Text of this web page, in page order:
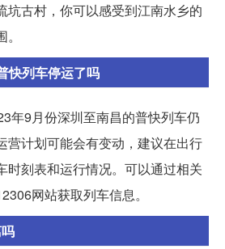
坑古村，你可以感受到江南水乡的
快列车停运了吗
年9月份深圳至南昌的普快列车仍
营计划可能会有变动，建议在出行
时刻表和运行情况。可以通过相关
网站获取列车信息。